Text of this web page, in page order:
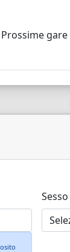
Prossime gare
Sesso